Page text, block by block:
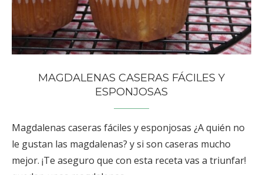
MAGDALENAS CASERAS FÁCILES Y
ESPONJOSAS
Magdalenas caseras fáciles y esponjosas ¿A quién no
le gustan las magdalenas? y si son caseras mucho
mejor. ¡Te aseguro que con esta receta vas a triunfar!